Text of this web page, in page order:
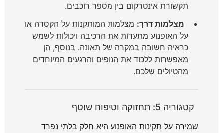
תקשורת אינטרקום בין מספר רוכבים.
מצלמות דרך: מצלמות המותקנות על הקסדה או
על האופנוע מתעדות את הרכיבה ויכולות לשמש
כראיה חשובה במקרה של תאונה. בנוסף, הן
מאפשרות ללכוד את הנופים והרגעים המיוחדים
מהטיולים שלכם.
קטגוריה 5: תחזוקה וטיפוח שוטף
שמירה על תקינות האופנוע היא חלק בלתי נפרד